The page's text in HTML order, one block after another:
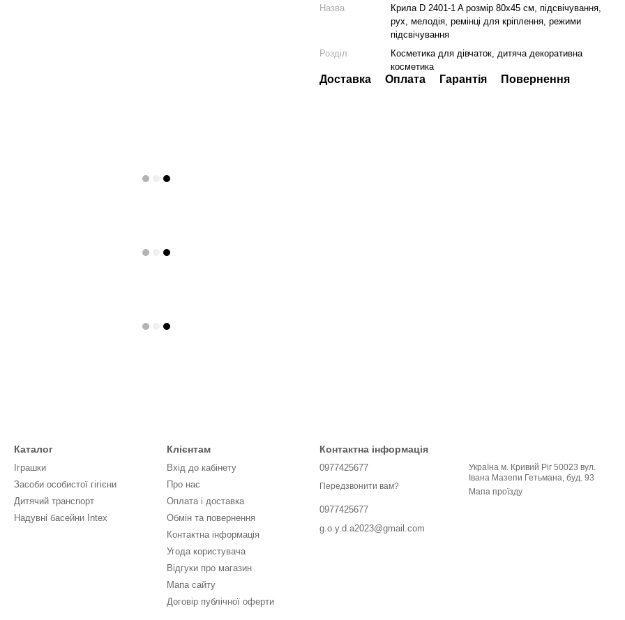
Назва
Крила D 2401-1 A розмір 80х45 см, підсвічування,
рух, мелодія, ремінці для кріплення, режими
підсвічування
Розділ
Косметика для дівчаток, дитяча декоративна
косметика
Доставка Оплата Гарантія Повернення
Каталог
Іграшки
Засоби особистої гігієни
Дитячий транспорт
Надувні басейни Intex
Клієнтам
Вхід до кабінету
Про нас
Оплата і доставка
Обмін та повернення
Контактна інформація
Угода користувача
Відгуки про магазин
Мапа сайту
Договір публічної оферти
Контактна інформація
0977425677
Передзвонити вам?
0977425677
g.o.y.d.a2023@gmail.com
Україна м. Кривий Ріг 50023 вул.
Івана Мазепи Гетьмана, буд. 93
Мапа проїзду